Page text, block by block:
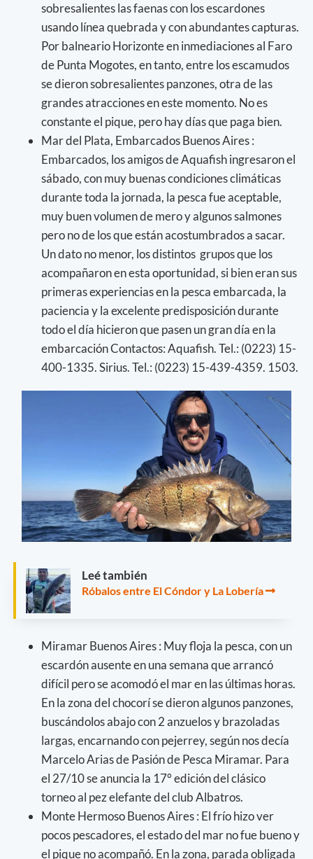
sobresalientes las faenas con los escardones
usando línea quebrada y con abundantes capturas.
Por balneario Horizonte en inmediaciones al Faro
de Punta Mogotes, en tanto, entre los escamudos
se dieron sobresalientes panzones, otra de las
grandes atracciones en este momento. No es
constante el pique, pero hay días que paga bien.
Mar del Plata, Embarcados Buenos Aires :
Embarcados, los amigos de Aquafish ingresaron el
sábado, con muy buenas condiciones climáticas
durante toda la jornada, la pesca fue aceptable,
muy buen volumen de mero y algunos salmones
pero no de los que están acostumbrados a sacar.
Un dato no menor, los distintos grupos que los
acompañaron en esta oportunidad, si bien eran sus
primeras experiencias en la pesca embarcada, la
paciencia y la excelente predisposición durante
todo el día hicieron que pasen un gran día en la
embarcación Contactos: Aquafish. Tel.: (0223) 15-
400-1335. Sirius. Tel.: (0223) 15-439-4359. 1503.
Leé también
Róbalos entre El Cóndor y La Lobería
Miramar Buenos Aires : Muy floja la pesca, con un
escardón ausente en una semana que arrancó
difícil pero se acomodó el mar en las últimas horas.
En la zona del chocorí se dieron algunos panzones,
buscándolos abajo con 2 anzuelos y brazoladas
largas, encarnando con pejerrey, según nos decía
Marcelo Arias de Pasión de Pesca Miramar. Para
el 27/10 se anuncia la 17° edición del clásico
torneo al pez elefante del club Albatros.
Monte Hermoso Buenos Aires : El frío hizo ver
pocos pescadores, el estado del mar no fue bueno y
el pique no acompañó. En la zona, parada obligada